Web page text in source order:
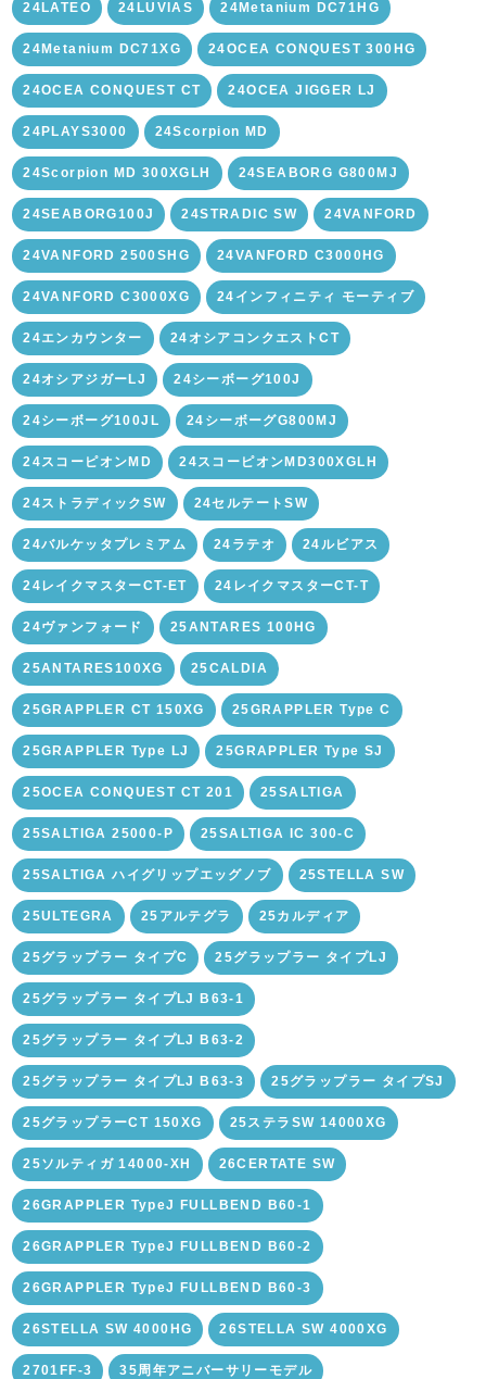
24LATEO 24LUVIAS 24Metanium DC71HG
24Metanium DC71XG 24OCEA CONQUEST 300HG
24OCEA CONQUEST CT 24OCEA JIGGER LJ
24PLAYS3000 24Scorpion MD
24Scorpion MD 300XGLH 24SEABORG G800MJ
24SEABORG100J 24STRADIC SW 24VANFORD
24VANFORD 2500SHG 24VANFORD C3000HG
24VANFORD C3000XG 24インフィニティ モーティブ
24エンカウンター 24オシアコンクエストCT
24オシアジガーLJ 24シーボーグ100J
24シーボーグ100JL 24シーボーグG800MJ
24スコーピオンMD 24スコーピオンMD300XGLH
24ストラディックSW 24セルテートSW
24バルケッタプレミアム 24ラテオ 24ルビアス
24レイクマスターCT-ET 24レイクマスターCT-T
24ヴァンフォード 25ANTARES 100HG
25ANTARES100XG 25CALDIA
25GRAPPLER CT 150XG 25GRAPPLER Type C
25GRAPPLER Type LJ 25GRAPPLER Type SJ
25OCEA CONQUEST CT 201 25SALTIGA
25SALTIGA 25000-P 25SALTIGA IC 300-C
25SALTIGA ハイグリップエッグノブ 25STELLA SW
25ULTEGRA 25アルテグラ 25カルディア
25グラップラー タイプC 25グラップラー タイプLJ
25グラップラー タイプLJ B63-1
25グラップラー タイプLJ B63-2
25グラップラー タイプLJ B63-3 25グラップラー タイプSJ
25グラップラーCT 150XG 25ステラSW 14000XG
25ソルティガ 14000-XH 26CERTATE SW
26GRAPPLER TypeJ FULLBEND B60-1
26GRAPPLER TypeJ FULLBEND B60-2
26GRAPPLER TypeJ FULLBEND B60-3
26STELLA SW 4000HG 26STELLA SW 4000XG
2701FF-3 35周年アニバーサリーモデル